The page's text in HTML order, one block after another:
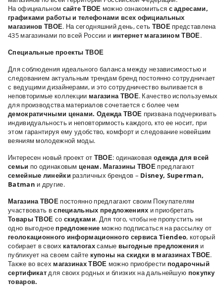
На официальном сайте ТВОЕ можно ознакомиться с адресами,
графиками работы и телефонами всех официальных
магазинов ТВОЕ. На сегодняшний день, сеть ТВОЕ представлена
435 магазинами по всей России и интернет магазином ТВОЕ.
Специальные проекты ТВОЕ
Для соблюдения идеального баланса между независимостью и
следованием актуальным трендам бренд постоянно сотрудничает
с ведущими дизайнерами, и это сотрудничество выливается в
неповторимые коллекции магазина ТВОЕ. Качество используемых
для производства материалов сочетается с более чем
демократичными ценами. Одежда ТВОЕ призвана подчеркивать
индивидуальность и неповторимость каждого, кто ее носит, при
этом гарантируя ему удобство, комфорт и следование новейшим
веяниям молодежной моды.
Интересен новый проект от ТВОЕ: одинаковая одежда для всей
семьи по одинаковым ценам. Магазины ТВОЕ предлагают
семейные линейки различных брендов – Disney, Superman,
Batman и другие.
Магазина ТВОЕпостоянно предлагают своим Покупателям
участвовать вспециальных предложениях и приобретать
Товары ТВОЕ со скидками. Для того, чтобы не пропустить ни
одно выгодное предложение можно подписаться на рассылку от
геолокационного информационного сервисаTiendeo, который
собирает в своих каталогахсамые выгодные предложения и
публикует на своем сайте купоны на скидки в магазинах ТВОЕ.
Также во всех магазинах ТВОЕ можно приобрести подарочный
сертификатдля своих родных и близких на дальнейшую покупку
товаров.